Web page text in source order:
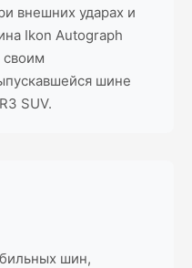
внешних ударах и
Ikon Autograph
своим
шине
SUV.
шин,